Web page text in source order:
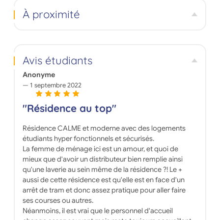
équilibre de votre vie étudiante. Chaque logement
À proximité
Avis étudiants
Anonyme
1 septembre 2022
"Résidence au top"
Résidence CALME et moderne avec des logements
étudiants hyper fonctionnels et sécurisés.
La femme de ménage ici est un amour, et quoi de
mieux que d'avoir un distributeur bien remplie ainsi
qu'une laverie au sein même de la résidence ?! Le +
aussi de cette résidence est qu'elle est en face d'un
arrêt de tram et donc assez pratique pour aller faire
ses courses ou autres.
Néanmoins, il est vrai que le personnel d'accueil